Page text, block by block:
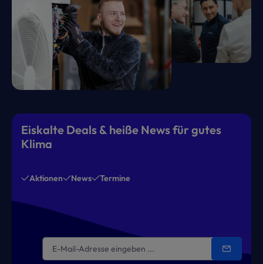
Eiskalte Deals & heiße News für gutes
Klima
Aktionen News Termine